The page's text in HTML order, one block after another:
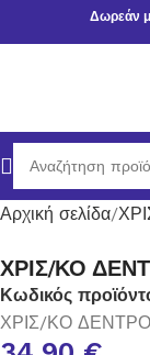
Δωρεάν
Αρχική σελίδα
ΧΡΙΣ/ΚΟ
Κωδικός
ΧΡΙΣ/ΚΟ